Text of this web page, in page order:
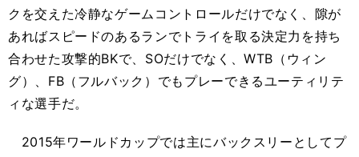
クを交えた冷静なゲームコントロールだけでなく、隙が
あればスピードのあるランでトライを取る決定力を持ち
合わせた攻撃的BKで、SOだけでなく、WTB（ウィン
グ）、FB（フルバック）でもプレーできるユーティリテ
ィな選手だ。
2015年ワールドカップでは主にバックスリーとしてプ